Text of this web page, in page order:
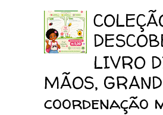
LIVRO
MÃOS,
coordenação